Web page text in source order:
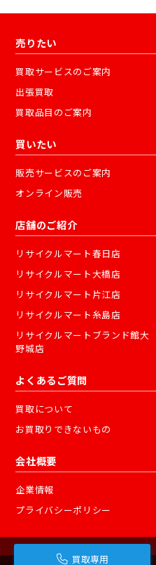
売りたい
買取サービスのご案内
出張買取
買取品目のご案内
買いたい
販売サービスのご案内
オンライン販売
店舗のご紹介
リサイクルマート春日店
リサイクルマート大橋店
リサイクルマート片江店
リサイクルマート糸島店
リサイクルマートブランド館大
野城店
よくあるご質問
買取について
お買取りできないもの
会社概要
企業情報
プライバシーポリシー
買取専用